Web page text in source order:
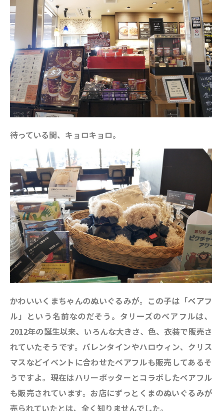
待っている間、キョロキョロ。
かわいいくまちゃんのぬいぐるみが。この子は「ベアフ
ル」という名前なのだそう。タリーズのベアフルは、
2012年の誕生以来、いろんな大きさ、色、衣装で販売さ
れていたそうです。バレンタインやハロウィン、クリス
マスなどイベントに合わせたベアフルも販売してあるそ
うですよ。現在はハリーポッターとコラボしたベアフル
も販売されています。お店にずっとくまのぬいぐるみが
売られていたとは、全く知りませんでした。